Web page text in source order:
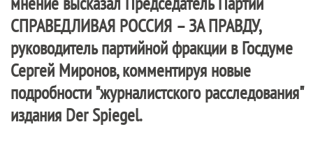
СПРАВЕДЛИВАЯ РОССИЯ – ЗА ПРАВДУ,
руководитель партийной фракции в Госдуме
Сергей Миронов, комментируя новые
подробности "журналистского расследования"
издания Der Spiegel.